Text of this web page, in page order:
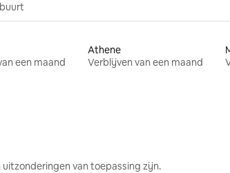
een maand
Athene
Verblijven van een maand
van toepassing zijn.